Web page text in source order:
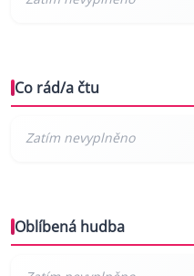
Co rád/a čtu
Oblíbená hudba